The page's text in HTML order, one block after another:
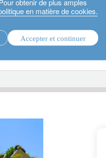
en matière de cookies.
Accepter et continuer